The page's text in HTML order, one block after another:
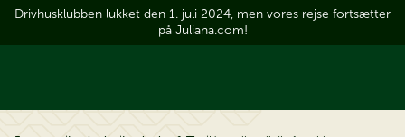
Drivhusklubben lukket den 1. juli 2024, men vores rejse fortsætter
på Juliana.com!